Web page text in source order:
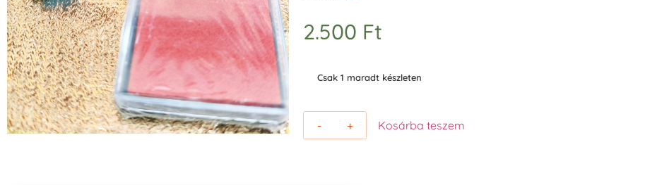
2.500 Ft
Csak 1 maradt készleten
- + Kosárba teszem